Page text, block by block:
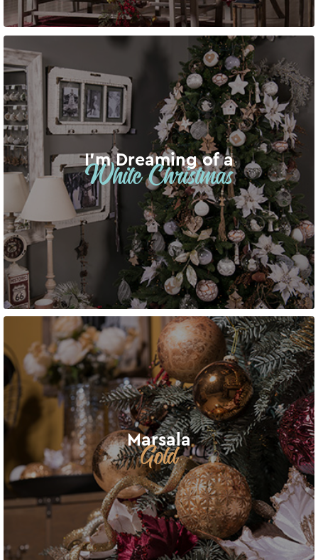
I’m Dreaming of a
White Christmas
Marsala
Gold